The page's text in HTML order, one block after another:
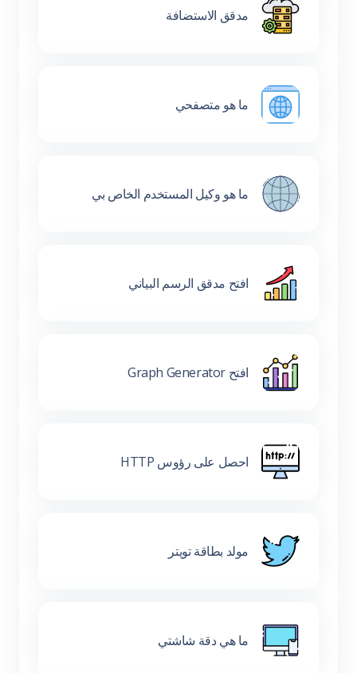
مدقق الاستضافة
ما هو متصفحي
ما هو وكيل المستخدم الخاص بي
افتح مدقق الرسم البياني
افتح Graph Generator
احصل على رؤوس HTTP
مولد بطاقة تويتر
ما هي دقة شاشتي